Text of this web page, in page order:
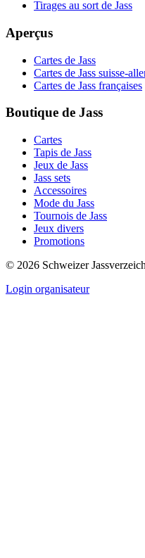
Tirages au sort de Jass
Aperçus
Cartes de Jass
Cartes de Jass suisse-
Cartes de Jass françaises
Boutique de Jass
Cartes
Tapis de Jass
Jeux de Jass
Jass sets
Accessoires
Mode du Jass
Tournois de Jass
Jeux divers
Promotions
© 2026 Schweizer
Login organisateur